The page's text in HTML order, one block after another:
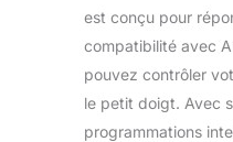
est conçu pour
compatibilité avec
pouvez contrôler
le petit doigt. Avec
programmations